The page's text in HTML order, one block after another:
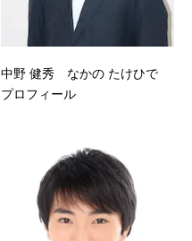
中野 健秀 なかの たけひで
プロフィール